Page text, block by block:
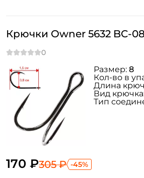
Крючки Owner 5632 BC-
170 ₽305 ₽ -45%
Размер: 8
Кол-во в
Длина
Вид
Тип